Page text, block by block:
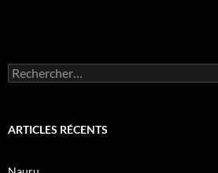
Rechercher :
ARTICLES RÉCENTS